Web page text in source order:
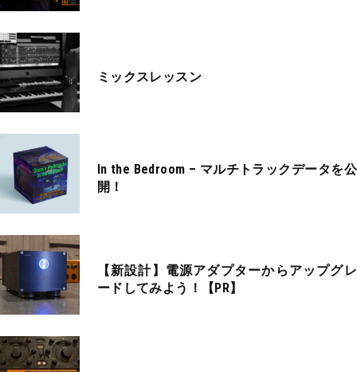
ミックスレッスン
In the Bedroom – マルチトラックデータを公
開！
【新設計】電源アダプターからアップグレ
ードしてみよう！【PR】